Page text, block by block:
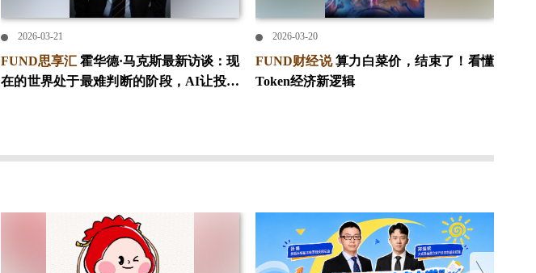
2026-03-21
FUND思享汇 霍华德·马克斯最新访谈：现
在的世界处于最难判断的阶段，AI让投资
2026-03-20
FUND财经说算力白菜价，结束了！看懂
Token经济新逻辑